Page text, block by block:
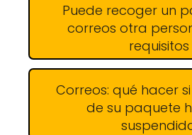
Puede recoger un
correos otra
requisitos
Correos: qué hacer
de su paquete